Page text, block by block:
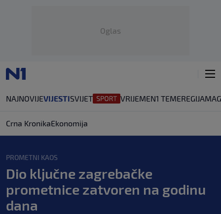
Oglas
NAJNOVIJEVIJESTISVIJET VRIJEMEN1 TEMEREGIJA
Crna KronikaEkonomija
PROMETNI KAOS
Dio ključne zagrebačke
prometnice zatvoren na godinu
dana